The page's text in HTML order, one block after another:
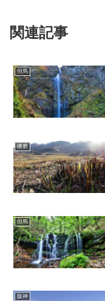
関連記事
但馬
播磨
但馬
阪神